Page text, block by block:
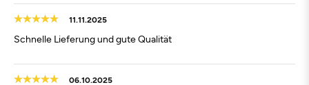
11.11.2025
Schnelle Lieferung und gute Qualität
06.10.2025